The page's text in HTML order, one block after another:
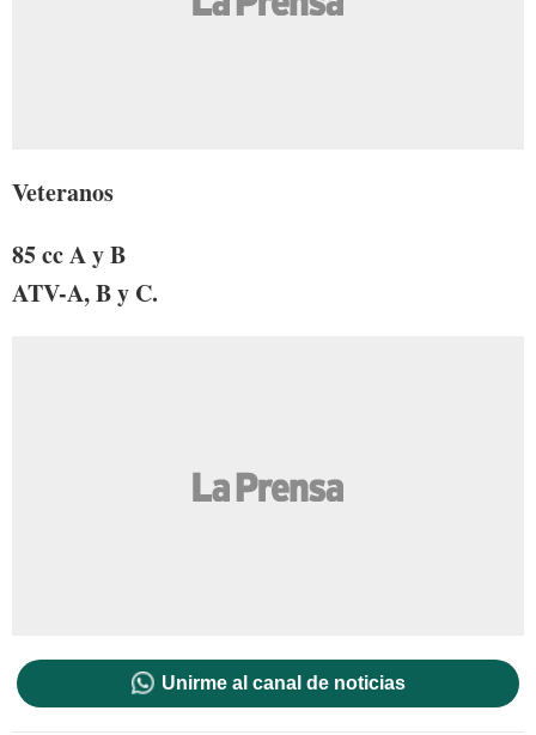
Veteranos
85 cc A y B
ATV-A, B y C.
Unirme al canal de noticias